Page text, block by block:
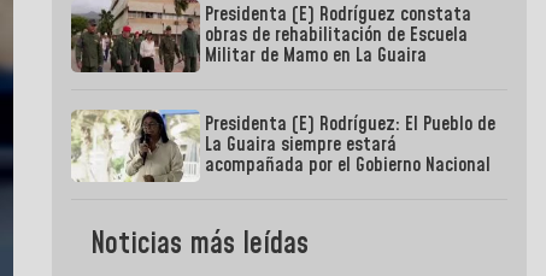
Presidenta (E) Rodríguez constata
obras de rehabilitación de Escuela
Militar de Mamo en La Guaira
Presidenta (E) Rodríguez: El Pueblo de
La Guaira siempre estará
acompañada por el Gobierno Nacional
Noticias más leídas